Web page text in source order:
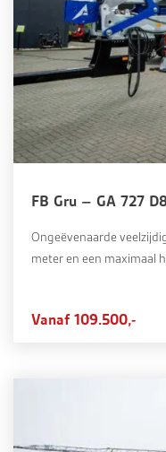
FB Gru – GA 727
Ongeëvenaarde
meter en een maximaal
Vanaf 109.500,-